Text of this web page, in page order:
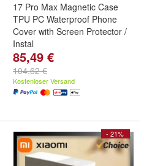
17 Pro Max Magnetic Case
TPU PC Waterproof Phone
Cover with Screen Protector /
Instal
85,49 €
104,62 €
Kostenloser Versand
- 21%